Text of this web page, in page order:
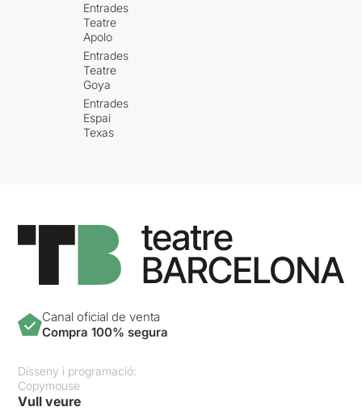
Entrades
Teatre
Apolo
Entrades
Teatre
Goya
Entrades
Espai
Texas
Canal oficial de venta
Compra 100% segura
Disseny i programació:
Copymouse
Vull veure